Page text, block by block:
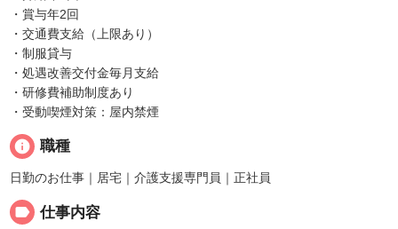
・賞与年2回
・交通費支給（上限あり）
・制服貸与
・処遇改善交付金毎月支給
・研修費補助制度あり
・受動喫煙対策：屋内禁煙
info 職種
日勤のお仕事｜居宅｜介護支援専門員｜正社員
label 仕事内容